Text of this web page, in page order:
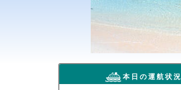
本 日 の 運 航 状 況